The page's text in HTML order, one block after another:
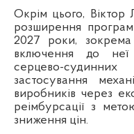
Окрім цього, Віктор
розширення
2027 роки, зокрема
включення до неї
серцево-
застосування
виробників через
реімбурсації з
зниження цін.